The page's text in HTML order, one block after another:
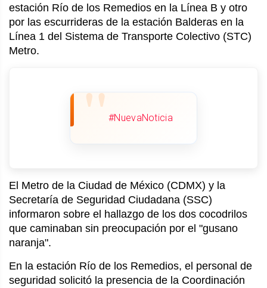
estación Río de los Remedios en la Línea B y otro
por las escurrideras de la estación Balderas en la
Línea 1 del Sistema de Transporte Colectivo (STC)
Metro.
#NuevaNoticia
El Metro de la Ciudad de México (CDMX) y la
Secretaría de Seguridad Ciudadana (SSC)
informaron sobre el hallazgo de los dos cocodrilos
que caminaban sin preocupación por el "gusano
naranja".
En la estación Río de los Remedios, el personal de
seguridad solicitó la presencia de la Coordinación